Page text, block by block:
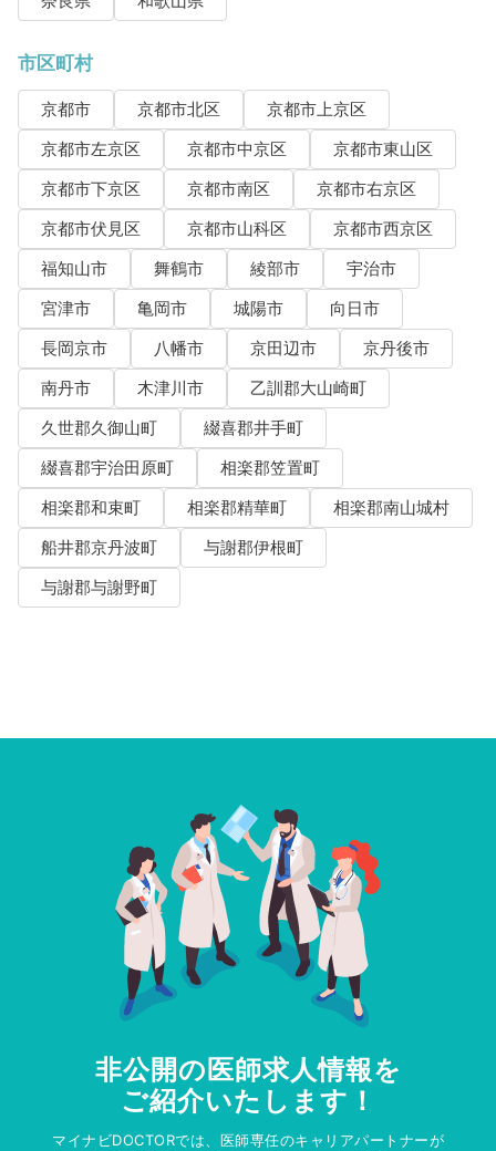
市区町村
京都市 京都市北区
京都市上京区
京都市左京区
京都市中京区
京都市東山区
京都市下京区
京都市南区
京都市右京区
京都市伏見区
京都市山科区
京都市西京区
福知山市
舞鶴市 綾部市
宇治市
宮津市
亀岡市 城陽市
向日市
長岡京市
八幡市 京田辺市
京丹後市
南丹市
木津川市
乙訓郡大山崎町
久世郡久御山町
綴喜郡井手町
綴喜郡宇治田原町
相楽郡笠置町
相楽郡和束町
相楽郡精華町
相楽郡南山城村
船井郡京丹波町
与謝郡伊根町
与謝郡与謝野町
非公開の医師求人情報を
ご紹介いたします！
マイナビDOCTORでは、医師専任のキャリアパートナーが